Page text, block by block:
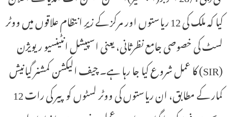
کیا کہ ملک کی 12 ریاستوں اور مرکز کے زیرِ انتظام علاقوں میں ووٹر
لسٹ کی خصوصی جامع نظرثانی، یعنی اسپیشل انٹینسیو ریویژن
(SIR) کا عمل شروع کیا جا رہا ہے۔ چیف الیکشن کمشنر گیانیش
کمار کے مطابق، ان ریاستوں کی ووٹر لسٹوں کو پیر کی رات 12